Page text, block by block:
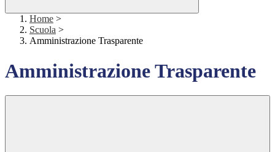
Home >
Scuola >
Amministrazione Trasparente
Amministrazione Trasparente